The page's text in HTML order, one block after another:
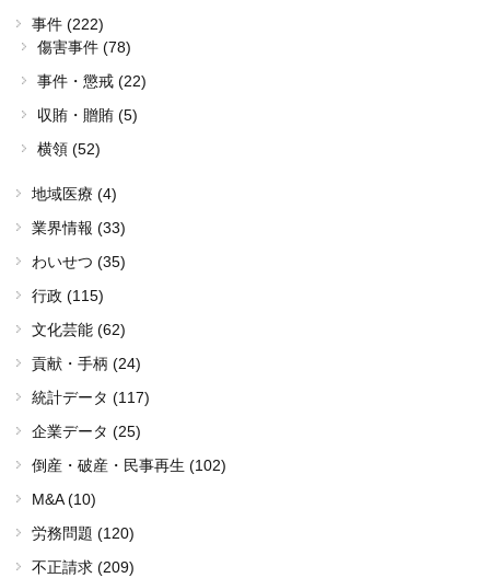
事件 (222)
傷害事件 (78)
事件・懲戒 (22)
収賄・贈賄 (5)
横領 (52)
地域医療 (4)
業界情報 (33)
わいせつ (35)
行政 (115)
文化芸能 (62)
貢献・手柄 (24)
統計データ (117)
企業データ (25)
倒産・破産・民事再生 (102)
M&A (10)
労務問題 (120)
不正請求 (209)